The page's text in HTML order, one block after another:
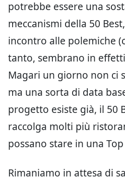
potrebbe essere una
meccanismi della 50
incontro alle polemiche
tanto, sembrano in
Magari un giorno non ci
ma una sorta di data
progetto esiste già, il 50
raccolga molti più
possano stare in una Top
Rimaniamo in attesa di